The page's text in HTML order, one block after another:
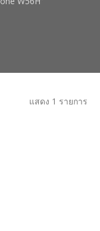
แสดง 1 รายการ